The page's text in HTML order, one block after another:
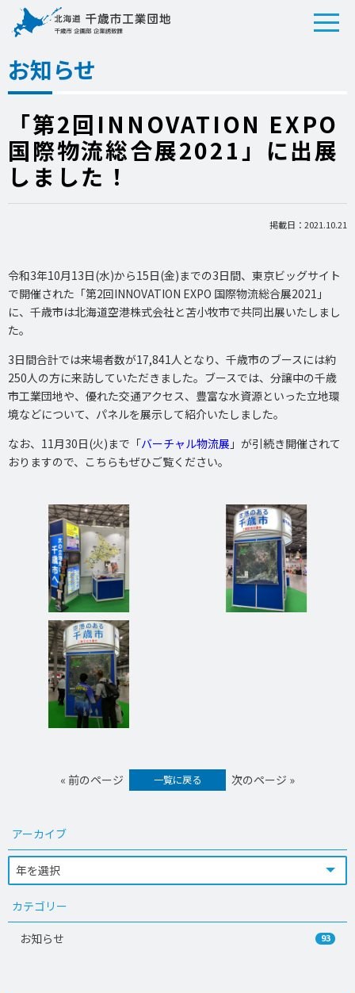
お知らせ
「第2回INNOVATION EXPO
国際物流総合展2021」に出展
しました！
掲載日：2021.10.21
令和3年10月13日(水)から15日(金)までの3日間、東京ビッグサイト
で開催された「第2回INNOVATION EXPO 国際物流総合展2021」
に、千歳市は北海道空港株式会社と苫小牧市で共同出展いたしまし
た。
3日間合計では来場者数が17,841人となり、千歳市のブースには約
250人の方に来訪していただきました。ブースでは、分譲中の千歳
市工業団地や、優れた交通アクセス、豊富な水資源といった立地環
境などについて、パネルを展示して紹介いたしました。
なお、11月30日(火)まで「バーチャル物流展 」が引続き開催されて
おりますので、こちらもぜひご覧ください。
« 前のページ 一覧に戻る 次のページ »
アーカイブ
カテゴリー
お知らせ 93